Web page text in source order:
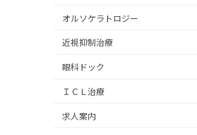
オルソケラトロジー
近視抑制治療
眼科ドック
ＩＣＬ治療
求人案内